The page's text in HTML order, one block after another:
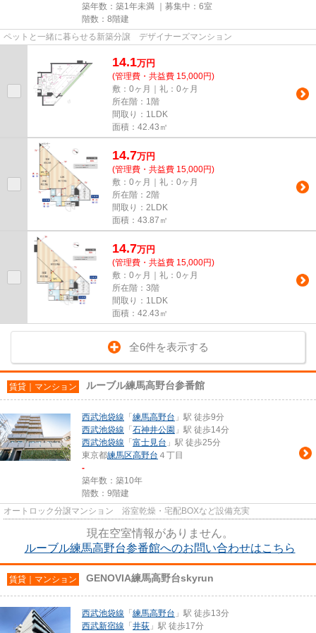
築年数：築1年未満 ｜募集中： 6室
階数：8階建
ペットと一緒に暮らせる新築分譲 デザイナーズマンション
14.1万円
(管理費・共益費 15,000円)
敷：0ヶ月｜礼：0ヶ月
所在階：1階
間取り：1LDK
面積：42.43㎡
14.7万円
(管理費・共益費 15,000円)
敷：0ヶ月｜礼：0ヶ月
所在階：2階
間取り：2LDK
面積：43.87㎡
14.7万円
(管理費・共益費 15,000円)
敷：0ヶ月｜礼：0ヶ月
所在階：3階
間取り：1LDK
面積：42.43㎡
全6件を表示する
賃貸｜マンション ルーブル練馬高野台参番館
西武池袋線 「 練馬高野台 」駅 徒歩9分
西武池袋線 「 石神井公園 」駅 徒歩14分
西武池袋線 「 富士見台 」駅 徒歩25分
東京都練馬区高野台 ４丁目
-
築年数：築10年
階数：9階建
オートロック分譲マンション 浴室乾燥・宅配BOXなど設備充実
現在空室情報がありません。
ルーブル練馬高野台参番館へのお問い合わせはこちら
賃貸｜マンション GENOVIA練馬高野台skyrun
西武池袋線 「 練馬高野台 」駅 徒歩13分
西武新宿線 「 井荻 」駅 徒歩17分